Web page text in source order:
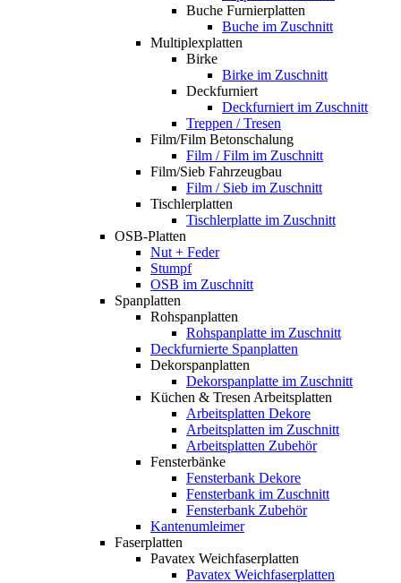
Buche Furnierplatten
Buche im Zuschnitt
Multiplexplatten
Birke
Birke im Zuschnitt
Deckfurniert
Deckfurniert im Zuschnitt
Treppen / Tresen
Film/Film Betonschalung
Film / Film im Zuschnitt
Film/Sieb Fahrzeugbau
Film / Sieb im Zuschnitt
Tischlerplatten
Tischlerplatte im Zuschnitt
OSB-Platten
Nut + Feder
Stumpf
OSB im Zuschnitt
Spanplatten
Rohspanplatten
Rohspanplatte im Zuschnitt
Deckfurnierte Spanplatten
Dekorspanplatten
Dekorspanplatte im Zuschnitt
Küchen & Tresen Arbeitsplatten
Arbeitsplatten Dekore
Arbeitsplatten im Zuschnitt
Arbeitsplatten Zubehör
Fensterbänke
Fensterbank Dekore
Fensterbank im Zuschnitt
Fensterbank Zubehör
Kantenumleimer
Faserplatten
Pavatex Weichfaserplatten
Pavatex Weichfaserplatten